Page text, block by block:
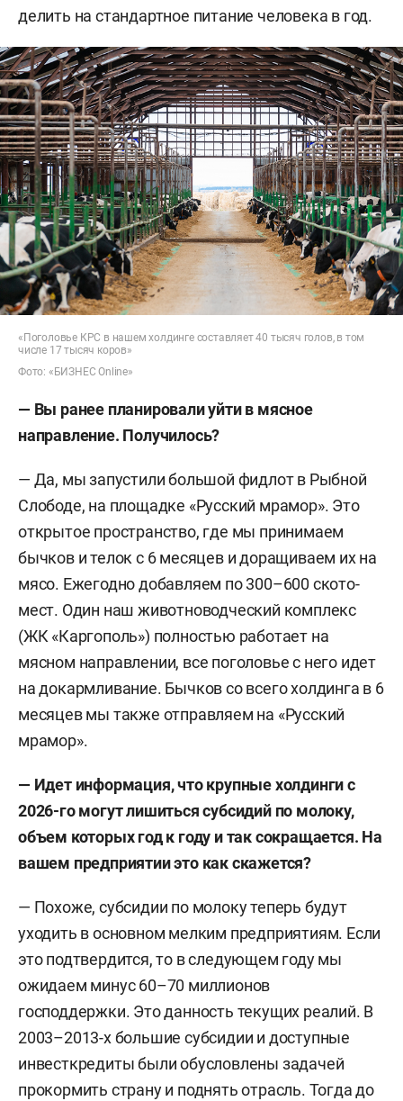
делить на стандартное питание человека в год.
«Поголовье КРС в нашем холдинге составляет 40 тысяч голов, в том
числе 17 тысяч коров»
Фото: «БИЗНЕС Online»
— Вы ранее планировали уйти в мясное
направление. Получилось?
— Да, мы запустили большой фидлот в Рыбной
Слободе, на площадке «Русский мрамор». Это
открытое пространство, где мы принимаем
бычков и телок с 6 месяцев и доращиваем их на
мясо. Ежегодно добавляем по 300–600 ското-
мест. Один наш животноводческий комплекс
(ЖК «Каргополь») полностью работает на
мясном направлении, все поголовье с него идет
на докармливание. Бычков со всего холдинга в 6
месяцев мы также отправляем на «Русский
мрамор».
— Идет информация, что крупные холдинги с
2026-го могут лишиться субсидий по молоку,
объем которых год к году и так сокращается. На
вашем предприятии это как скажется?
— Похоже, субсидии по молоку теперь будут
уходить в основном мелким предприятиям. Если
это подтвердится, то в следующем году мы
ожидаем минус 60–70 миллионов
господдержки. Это данность текущих реалий. В
2003–2013-х большие субсидии и доступные
инвесткредиты были обусловлены задачей
прокормить страну и поднять отрасль. Тогда до